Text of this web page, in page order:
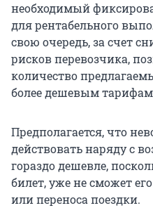
необходимый
для рентабельного
свою очередь, за счет
рисков перевозчика,
количество
более дешевым
Предполагается, что
действовать наряду с
гораздо дешевле,
билет, уже не сможет
или переноса поездки.